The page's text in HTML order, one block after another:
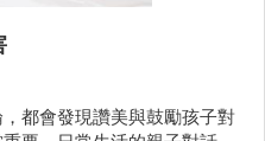
都會發現讚美與鼓勵孩子對